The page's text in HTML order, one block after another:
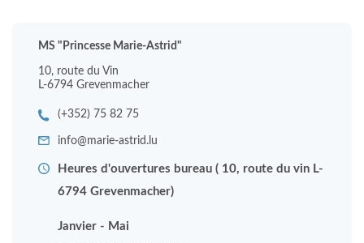
MS "Princesse Marie-Astrid"
10, route du Vin
L-6794 Grevenmacher
(+352) 75 82 75
info@marie-astrid.lu
Heures d'ouvertures bureau ( 10, route du vin L-
6794 Grevenmacher)
Janvier - Mai